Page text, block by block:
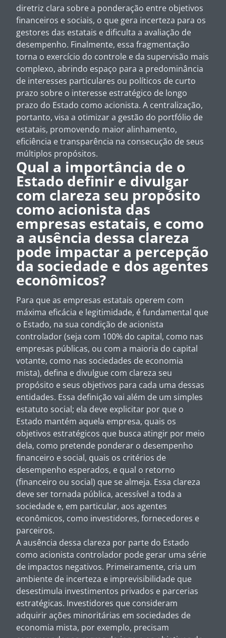
diretriz clara sobre a ponderação entre objetivos
financeiros e sociais, o que gera incerteza para os
gestores das estatais e dificulta a avaliação de
desempenho. Finalmente, essa fragmentação
torna o exercício do controle e da supervisão mais
complexo, abrindo espaço para a predominância
de interesses particulares ou políticos de curto
prazo sobre o interesse estratégico de longo
prazo do Estado como acionista. A centralização,
portanto, visa a otimizar a gestão do portfólio de
estatais, promovendo maior alinhamento,
eficiência e transparência na consecução de seus
múltiplos propósitos.
Qual a importância de o
Estado definir e divulgar
com clareza seu propósito
como acionista das
empresas estatais, e como
a ausência dessa clareza
pode impactar a percepção
da sociedade e dos agentes
econômicos?
Para que as empresas estatais operem com
máxima eficácia e legitimidade, é fundamental que
o Estado, na sua condição de acionista
controlador (seja com 100% do capital, como nas
empresas públicas, ou com a maioria do capital
votante, como nas sociedades de economia
mista), defina e divulgue com clareza seu
propósito e seus objetivos para cada uma dessas
entidades. Essa definição vai além de um simples
estatuto social; ela deve explicitar por que o
Estado mantém aquela empresa, quais os
objetivos estratégicos que busca atingir por meio
dela, como pretende ponderar o desempenho
financeiro e social, quais os critérios de
desempenho esperados, e qual o retorno
(financeiro ou social) que se almeja. Essa clareza
deve ser tornada pública, acessível a toda a
sociedade e, em particular, aos agentes
econômicos, como investidores, fornecedores e
parceiros.
A ausência dessa clareza por parte do Estado
como acionista controlador pode gerar uma série
de impactos negativos. Primeiramente, cria um
ambiente de incerteza e imprevisibilidade que
desestimula investimentos privados e parcerias
estratégicas. Investidores que consideram
adquirir ações minoritárias em sociedades de
economia mista, por exemplo, precisam